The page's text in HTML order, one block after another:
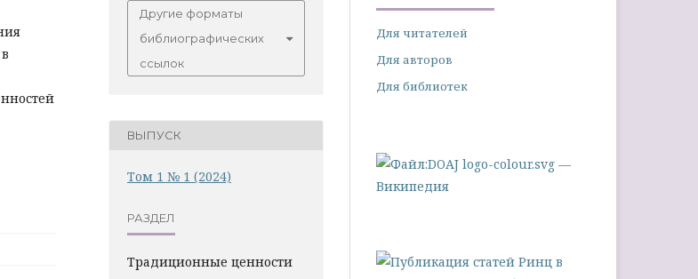
Другие форматы
библиографических
ссылок
ВЫПУСК
Том 1 № 1 (2024)
РАЗДЕЛ
Традиционные ценности
Для читателей
Для авторов
Для библиотек